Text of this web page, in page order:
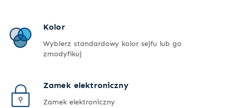
Kolor
Wybierz standardowy kolor sejfu lub go
zmodyfikuj
Zamek elektroniczny
Zamek elektroniczny